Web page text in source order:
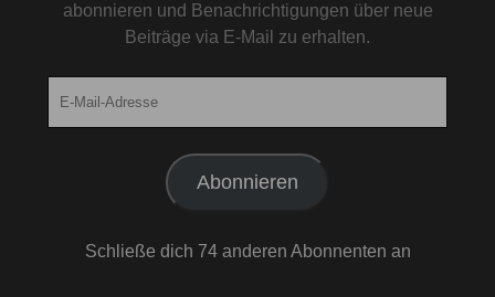
abonnieren und Benachrichtigungen über neue
Beiträge via E-Mail zu erhalten.
Abonnieren
Schließe dich 74 anderen Abonnenten an